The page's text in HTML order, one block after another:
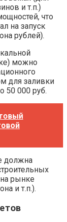
и т.п.)
что
на запуск
рублей).
можно
для заливки
50 000 руб.
должна
рынке
и т.п.).